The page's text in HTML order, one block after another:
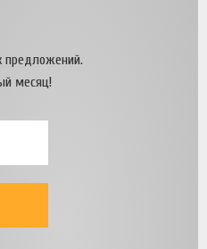
предложений.
месяц!